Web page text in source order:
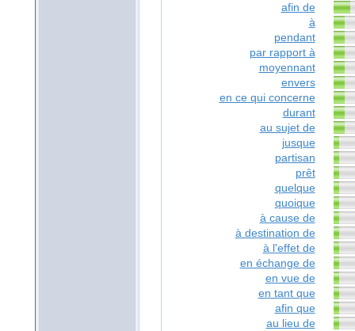
afin de
à
pendant
par rapport à
moyennant
envers
en ce qui concerne
durant
au sujet de
jusque
partisan
prêt
quelque
quoique
à cause de
à destination de
à l'effet de
en échange de
en vue de
en tant que
afin que
au lieu de